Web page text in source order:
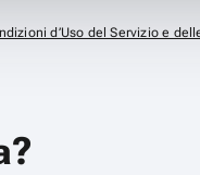
d’Uso del Servizio e